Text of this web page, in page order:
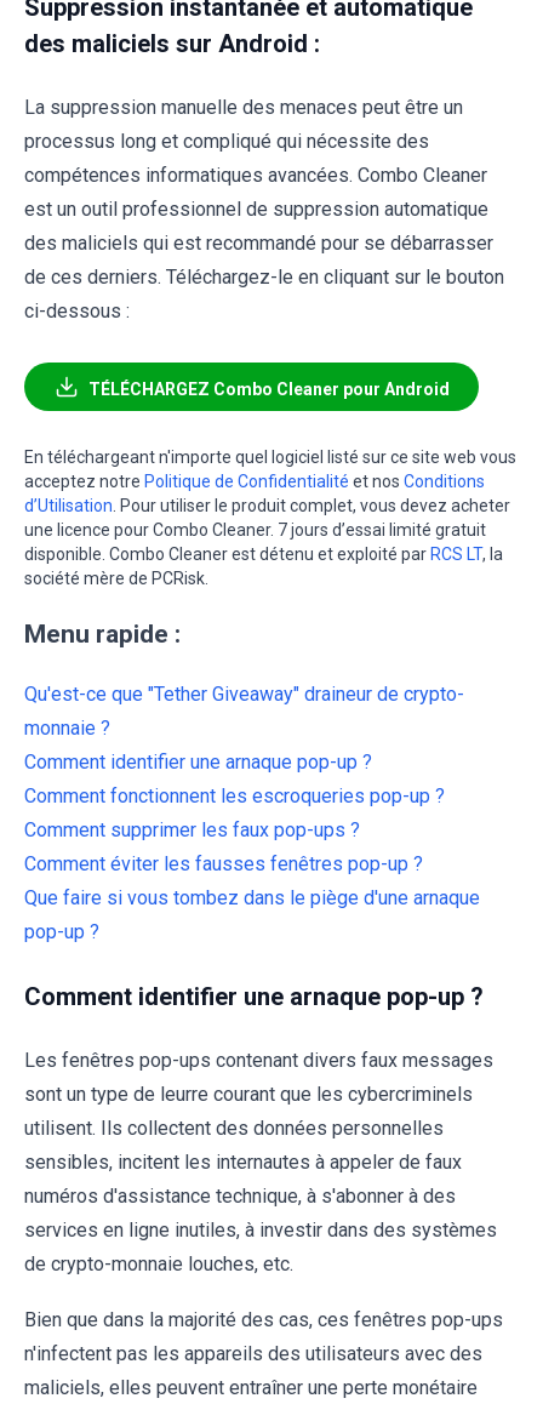
Suppression instantanée et automatique
des maliciels sur Android :
La suppression manuelle des menaces peut être un
processus long et compliqué qui nécessite des
compétences informatiques avancées. Combo Cleaner
est un outil professionnel de suppression automatique
des maliciels qui est recommandé pour se débarrasser
de ces derniers. Téléchargez-le en cliquant sur le bouton
ci-dessous :
TÉLÉCHARGEZ Combo Cleaner pour Android
En téléchargeant n'importe quel logiciel listé sur ce site web vous
acceptez notre Politique de Confidentialité et nos Conditions
d’Utilisation. Pour utiliser le produit complet, vous devez acheter
une licence pour Combo Cleaner. 7 jours d’essai limité gratuit
disponible. Combo Cleaner est détenu et exploité par RCS LT, la
société mère de PCRisk.
Menu rapide :
Qu'est-ce que "Tether Giveaway" draineur de crypto-
monnaie ?
Comment identifier une arnaque pop-up ?
Comment fonctionnent les escroqueries pop-up ?
Comment supprimer les faux pop-ups ?
Comment éviter les fausses fenêtres pop-up ?
Que faire si vous tombez dans le piège d'une arnaque
pop-up ?
Comment identifier une arnaque pop-up ?
Les fenêtres pop-ups contenant divers faux messages
sont un type de leurre courant que les cybercriminels
utilisent. Ils collectent des données personnelles
sensibles, incitent les internautes à appeler de faux
numéros d'assistance technique, à s'abonner à des
services en ligne inutiles, à investir dans des systèmes
de crypto-monnaie louches, etc.
Bien que dans la majorité des cas, ces fenêtres pop-ups
n'infectent pas les appareils des utilisateurs avec des
maliciels, elles peuvent entraîner une perte monétaire